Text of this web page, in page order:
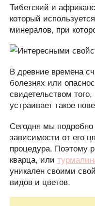
Тибетский и
который
минералов, при
В древние времена
болезнях или
свидетельством
устраивает такое
Сегодня мы подробно
зависимости от его
процедура. Поэтому
кварца, или
уникален своими
видов и цветов.